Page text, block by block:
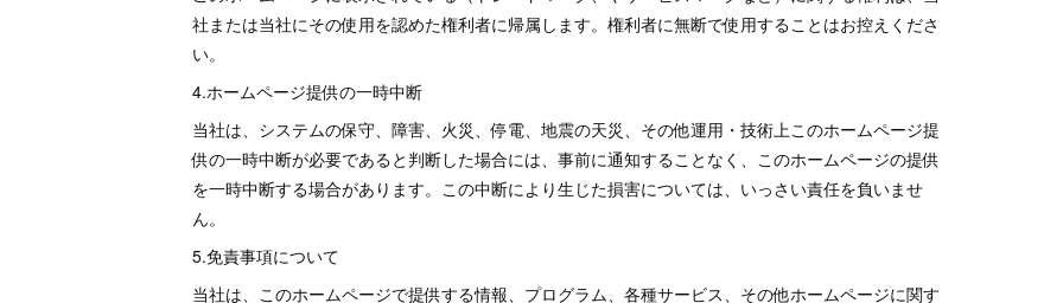
社または当社にその使用を認めた権利者に帰属します。権利者に無断で使用することはお控えくださ
い。
4.ホームページ提供の一時中断
当社は、システムの保守、障害、火災、停電、地震の天災、その他運用・技術上このホームページ提
供の一時中断が必要であると判断した場合には、事前に通知することなく、このホームページの提供
を一時中断する場合があります。この中断により生じた損害については、いっさい責任を負いませ
ん。
5.免責事項について
当社は、このホームページで提供する情報、プログラム、各種サービス、その他ホームページに関す